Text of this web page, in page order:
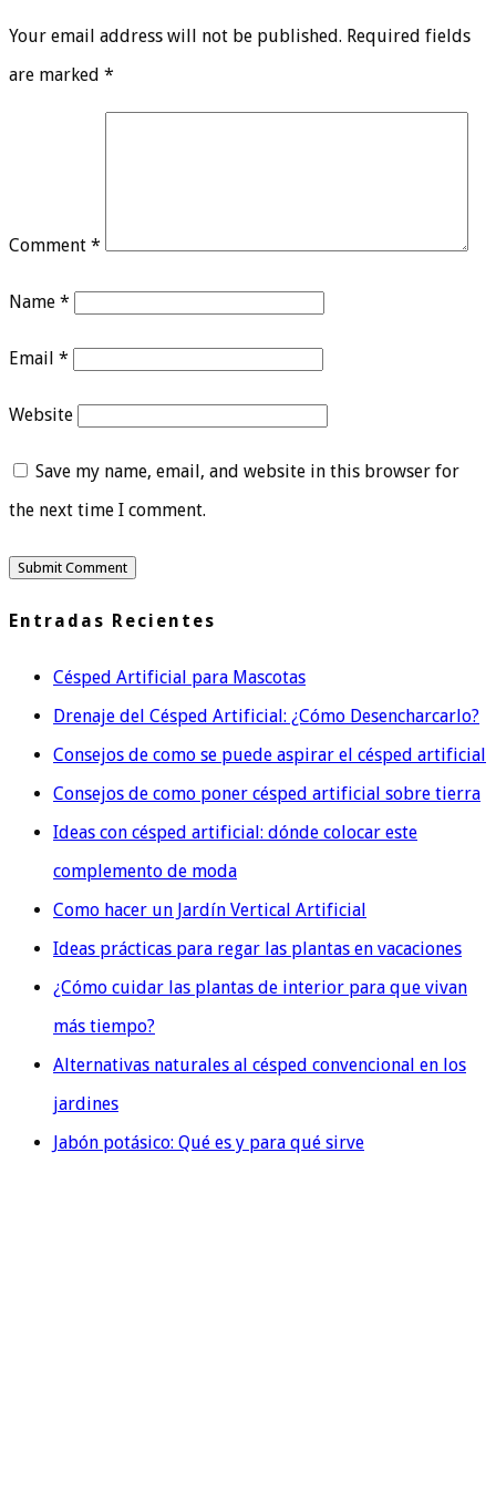
Your email address will not be published. Required fields
are marked *
Comment *
Name *
Email *
Website
Save my name, email, and website in this browser for
the next time I comment.
Entradas Recientes
Césped Artificial para Mascotas
Drenaje del Césped Artificial: ¿Cómo Desencharcarlo?
Consejos de como se puede aspirar el césped artificial
Consejos de como poner césped artificial sobre tierra
Ideas con césped artificial: dónde colocar este
complemento de moda
Como hacer un Jardín Vertical Artificial
Ideas prácticas para regar las plantas en vacaciones
¿Cómo cuidar las plantas de interior para que vivan
más tiempo?
Alternativas naturales al césped convencional en los
jardines
Jabón potásico: Qué es y para qué sirve